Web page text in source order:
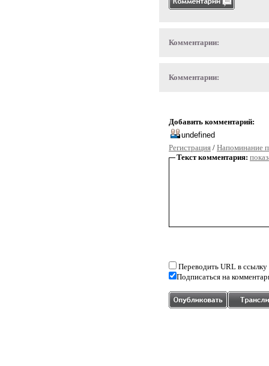
Комментарии:
Комментарии:
Добавить комментарий:
Регистрация / Напоминание
Текст комментария:
Переводить URL в ссылку
Подписаться на